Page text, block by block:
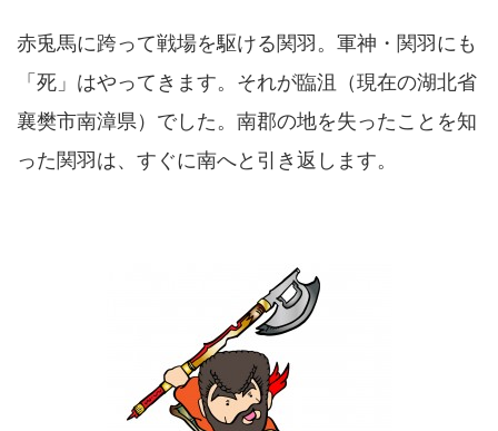
赤兎馬に跨って戦場を駆ける関羽。軍神・関羽にも
「死」はやってきます。それが臨沮（現在の湖北省
襄樊市南漳県）でした。南郡の地を失ったことを知
った関羽は、すぐに南へと引き返します。